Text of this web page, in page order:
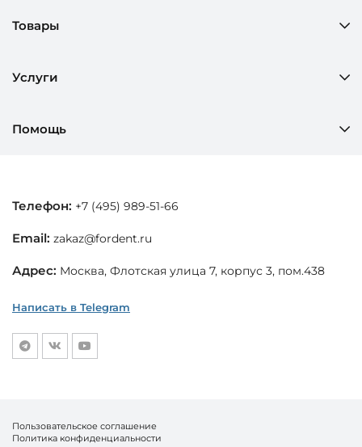
Товары
Услуги
Помощь
Телефон: +7 (495) 989-51-66
Email: zakaz@fordent.ru
Адрес: Москва, Флотская улица 7, корпус 3, пом.438
Написать в Telegram
Пользовательское соглашение
Политика конфиденциальности